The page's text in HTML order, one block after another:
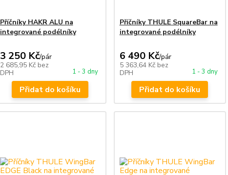
Příčníky HAKR ALU na
integrované podélníky
3 250 Kč/pár
2 685,95 Kč bez
DPH
1 - 3 dny
Přidat do košíku
Příčníky THULE SquareBar na
integrované podélníky
6 490 Kč/pár
5 363,64 Kč bez
DPH
1 - 3 dny
Přidat do košíku